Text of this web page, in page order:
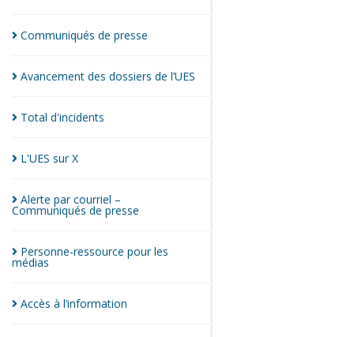
Communiqués de presse
Avancement des dossiers de l’UES
Total d'incidents
L'UES surX
Alerte par courriel –
Communiqués de presse
Personne-ressource pour les
médias
Accès à l’information